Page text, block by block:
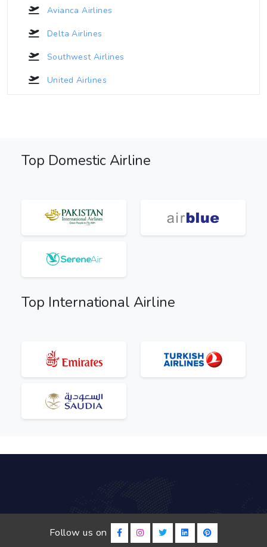
Avianca Airlines
Delta Airlines
Southwest Airlines
United Airlines
Top Domestic Airline
Top International Airline
Follow us on